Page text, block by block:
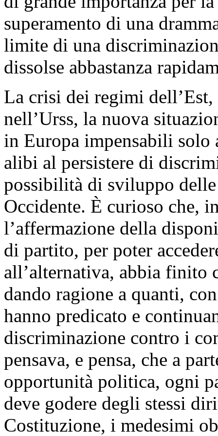
superamento di una
limite di una
dissolse abbastanza
La crisi dei regimi
nell’Urss, la nuova
in Europa impensabili
alibi al persistere di
possibilità di sviluppo
Occidente. È curioso che,
l’affermazione della
di partito, per poter
all’alternativa, abbia finito
dando ragione a quanti,
hanno predicato e
discriminazione contro i
pensava, e pensa, che a
opportunità politica, ogni
deve godere degli stessi
Costituzione, i medesimi